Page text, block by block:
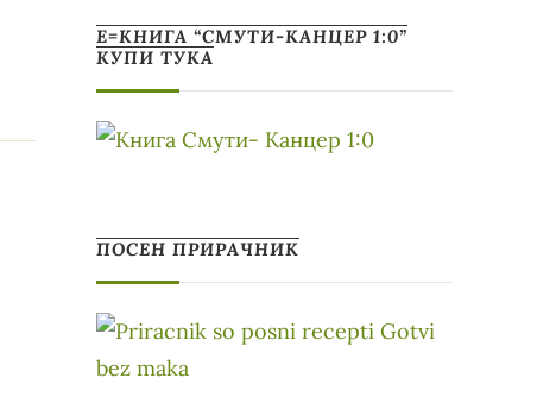
Е=КНИГА “СМУТИ-КАНЦЕР 1:0”
КУПИ ТУКА
ПОСЕН ПРИРАЧНИК